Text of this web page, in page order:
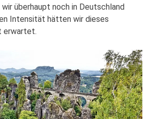
überhaupt noch in Deutschland
Intensität hätten wir dieses
erwartet.